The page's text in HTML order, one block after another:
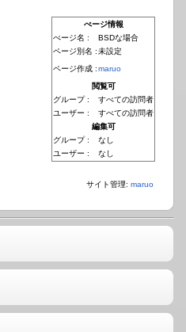
ぺージ情報
ぺージ名 :
BSDな場合
ページ別名 :未設定
ページ作成 :maruo
閲覧可
グループ :
すべての訪問者
ユーザー :
すべての訪問者
編集可
グループ :
なし
ユーザー :
なし
サイト管理: maruo